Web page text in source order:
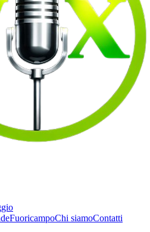
FuoricampoChi siamoContatti